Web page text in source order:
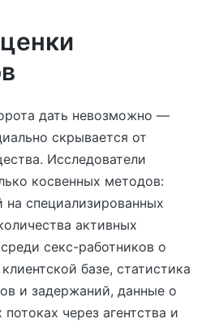
дать невозможно —
скрывается от
Исследователи
косвенных методов:
на специализированных
активных
секс-работников о
базе, статистика
и задержаний, данные о
через агентства и